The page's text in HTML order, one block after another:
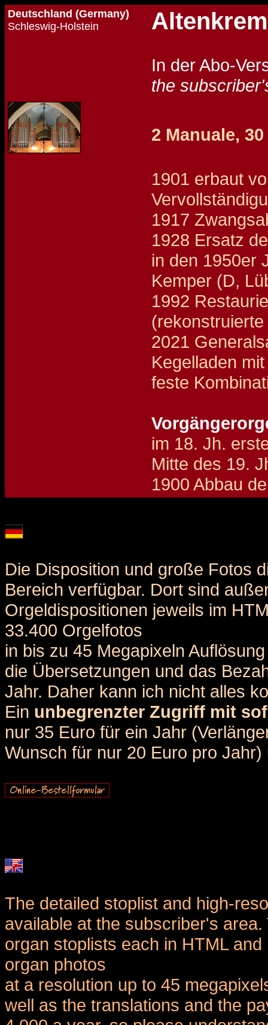
Deutschland (Germany)
Schleswig-Holstein
In der Abo-
the
2 Manuale,
1901 erbaut
1917
1928 Ersatz
in den 1950er
Kemper (D,
1992
2021
Kegelladen
feste
im 18. Jh.
Mitte des 19.
1900 Abbau
Die Disposition und große Fotos
Bereich verfügbar. Dort sind
Orgeldispositionen jeweils im
33.400 Orgelfotos
in bis zu 45 Megapixeln
die Übersetzungen und das
Jahr. Daher kann ich nicht alles
Ein unbegrenzter Zugriff mit
nur 35 Euro für ein Jahr
Wunsch für nur 20 Euro pro
The detailed stoplist and high-
available at the subscriber's
organ stoplists each in HTML
organ photos
at a resolution up to 45
well as the translations and the